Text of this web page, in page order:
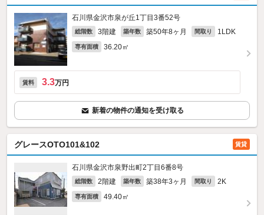
石川県金沢市泉が丘1丁目3番52号
総階数 3階建 築年数 築50年8ヶ月 間取り 1LDK
専有面積 36.20㎡
賃料 3.3万円
新着の物件の通知を受け取る
グレースOTO101&102 賃貸
石川県金沢市泉野出町2丁目6番8号
総階数 2階建 築年数 築38年3ヶ月 間取り 2K
専有面積 49.40㎡